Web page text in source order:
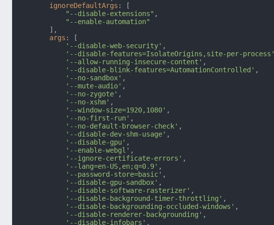
ignoreDefaultArgs : [
"--disable-extensions" ,
"--enable-automation"
args : [
'--disable-web-security' ,
'--disable-features=IsolateOrigins,site-per-process'
'--allow-running-insecure-content' ,
'--disable-blink-features=AutomationControlled' ,
'--no-sandbox' ,
'--mute-audio' ,
'--no-zygote' ,
'--no-xshm' ,
'--window-size=1920,1080' ,
'--no-first-run' ,
'--no-default-browser-check' ,
'--disable-dev-shm-usage' ,
'--disable-gpu' ,
'--enable-webgl' ,
'--ignore-certificate-errors' ,
'--lang=en-US,en;q=0.9' ,
'--password-store=basic' ,
'--disable-gpu-sandbox' ,
'--disable-software-rasterizer' ,
'--disable-background-timer-throttling' ,
'--disable-backgrounding-occluded-windows' ,
'--disable-renderer-backgrounding' ,
'--disable-infobars' ,